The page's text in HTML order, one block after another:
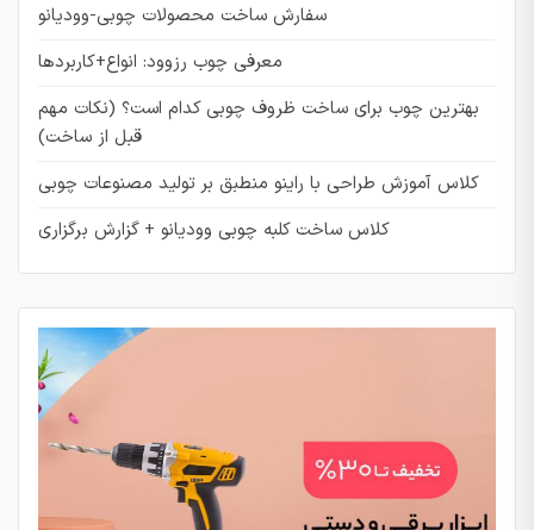
سفارش ساخت محصولات چوبی-وودیانو
معرفی چوب رزوود: انواع+کاربردها
بهترین چوب برای ساخت ظروف چوبی کدام است؟ (نکات مهم
قبل از ساخت)
کلاس آموزش طراحی با راینو منطبق بر تولید مصنوعات چوبی
کلاس ساخت کلبه چوبی وودیانو + گزارش برگزاری